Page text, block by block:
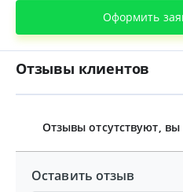
Оформить
Отзывы клиентов
Отзывы отсутствуют,
Оставить отзыв